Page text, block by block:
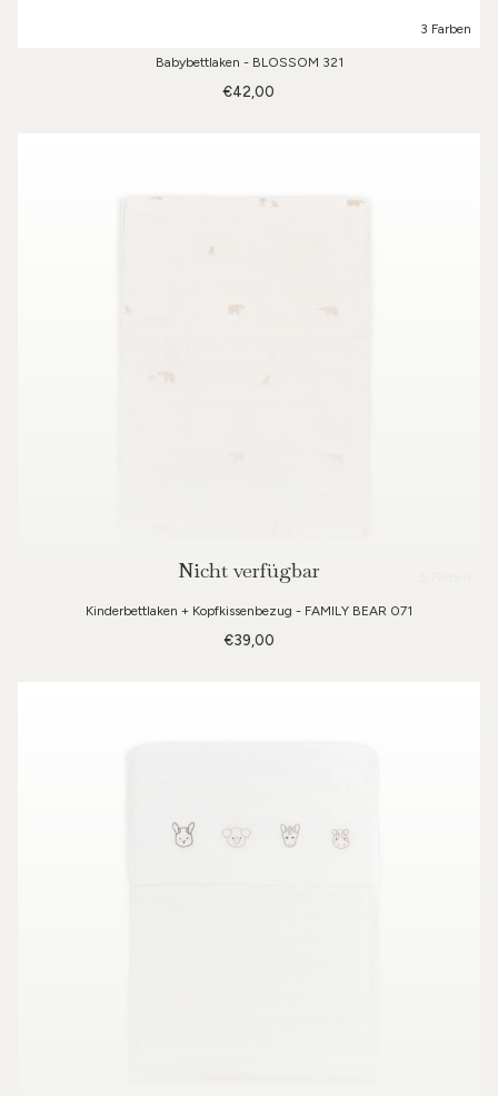
3 Farben
Babybettlaken - BLOSSOM 321
€42,00
Nicht verfügbar
Kinderbettlaken + Kopfkissenbezug - FAMILY BEAR 071
€39,00